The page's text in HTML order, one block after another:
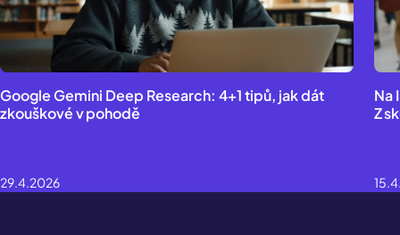
Google Gemini Deep Research: 4+1 tipů, jak dát
zkouškové v pohodě
29.4.2026
Na
Z